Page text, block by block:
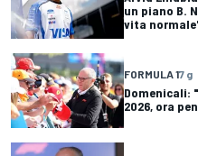
un piano B.
vita
FORMULA 17 g
Domenicali:
2026, ora